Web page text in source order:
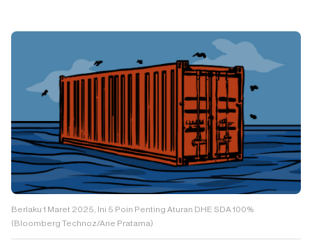
Berlaku 1 Maret 2025, Ini 5 Poin Penting Aturan DHE SDA 100%
(Bloomberg Technoz/Arie Pratama)